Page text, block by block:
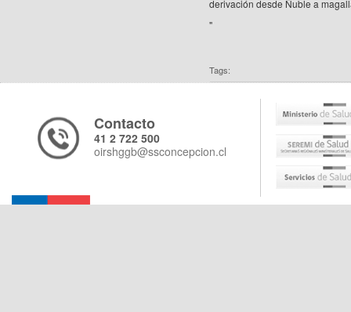
derivación desde Ñuble a
"
Tags:
Contacto
41 2 722 500
oirshggb@ssconcepcion.cl